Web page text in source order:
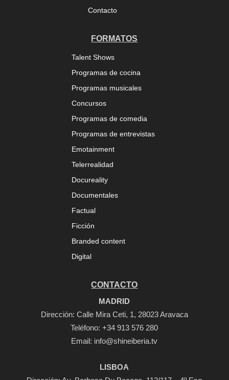
Contacto
FORMATOS
Talent Shows
Programas de cocina
Programas musicales
Concursos
Programas de comedia
Programas de entrevistas
Emotainment
Telerrealidad
Docureality
Documentales
Factual
Ficción
Branded content
Digital
CONTACTO
MADRID
Dirección: Calle Mira Ceti, 1, 28023 Aravaca
Teléfono:+34 913 576 280
Email: info@shineiberia.tv
LISBOA